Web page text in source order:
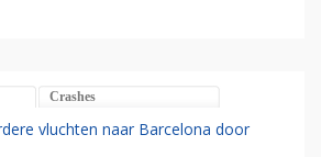
Crashes
vluchten naar Barcelona door